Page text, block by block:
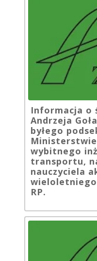
Informacja o
Andrzeja
byłego
wybitnego
transportu,
nauczyciela
wieloletniego
RP.